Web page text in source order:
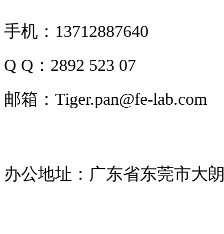
手机：13712887640
Q Q：2892 523 07
邮箱：Tiger.pan@fe-lab.com
办公地址：广东省东莞市大